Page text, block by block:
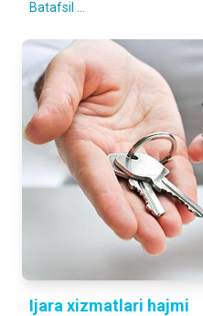
Batafsil ...
Ijara xizmatlari hajmi